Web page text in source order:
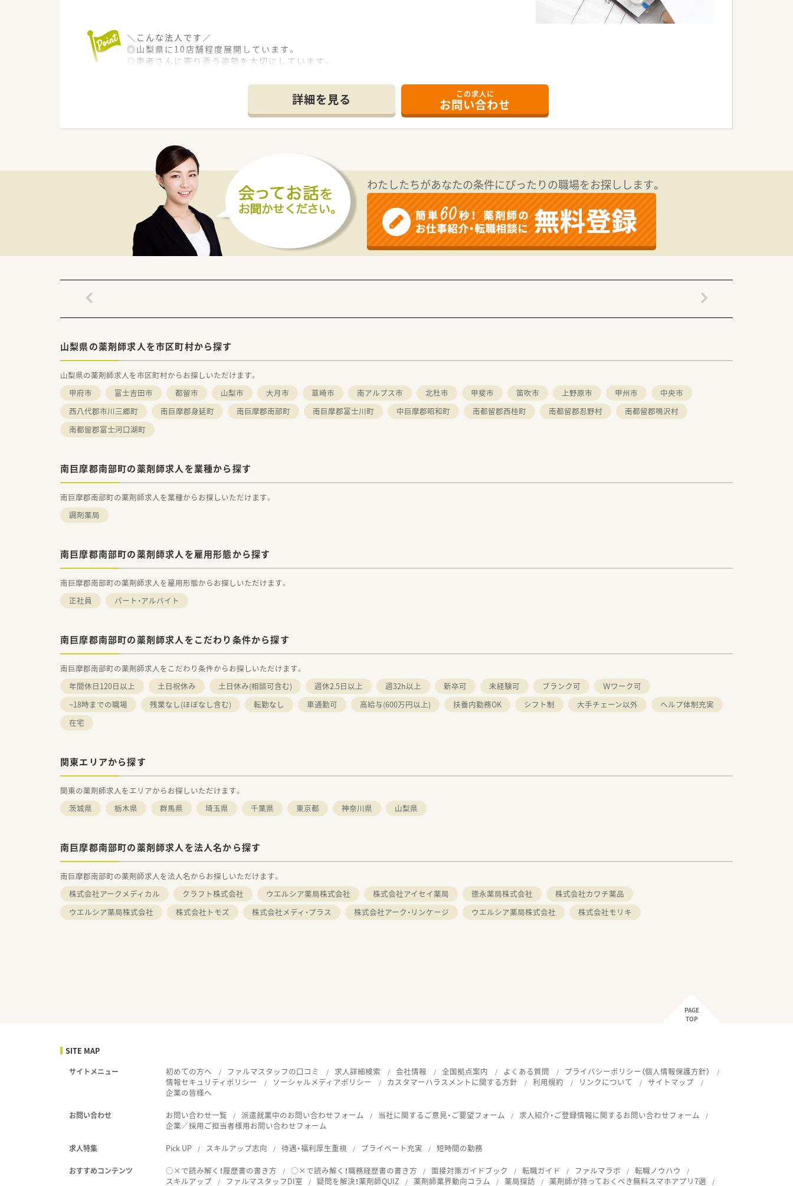
＼こんな法人です／
◎山梨県に10店舗程度展開しています。
◎患者さんに寄り添う姿勢を大切にしています。
地域のかかりつけ薬局を目指しています
◎カフェ併設店もあり、患者様が気軽に
健康相談へ来やすいような取り組みをしております
＼効率化をすすめています／
◎薬剤師さんの業務効率化の為ICT化を進めています
◎自動薬剤ピッキング装置などを導入している店舗もあり、
業務スピードを高めながら調剤の安全性を確保をしております
◎ドライブスルーでのお薬のお渡し、オンライン服薬指導などにも
対応しています
詳細を見る この求人に
お問い合わせ
わたしたちがあなたの条件にぴったりの職場をお探しします。
山梨県の薬剤師求人を市区町村から探す
山梨県の薬剤師求人を市区町村からお探しいただけます。
甲府市
富士吉田市 都留市 山梨市 大月市 韮崎市 南アルプス市 北杜市 甲斐市 笛吹市 上野原市 甲州市
中央市
西八代郡市川三郷町
南巨摩郡身延町 南巨摩郡南部町 南巨摩郡富士川町 中巨摩郡昭和町 南都留郡西桂町 南都留郡忍野村
南都留郡鳴沢村
南都留郡富士河口湖町
南巨摩郡南部町の薬剤師求人を業種から探す
南巨摩郡南部町の薬剤師求人を業種からお探しいただけます。
調剤薬局
南巨摩郡南部町の薬剤師求人を雇用形態から探す
南巨摩郡南部町の薬剤師求人を雇用形態からお探しいただけます。
正社員
パート・アルバイト
南巨摩郡南部町の薬剤師求人をこだわり条件から探す
南巨摩郡南部町の薬剤師求人をこだわり条件からお探しいただけます。
年間休日120日以上
土日祝休み 土日休み(相談可含む) 週休2.5日以上 週32h以上 新卒可 未経験可 ブランク可
Ｗワーク可
~18時までの職場
残業なし(ほぼなし含む) 転勤なし 車通勤可 高給与(600万円以上) 扶養内勤務OK シフト制 大手チェーン以外
ヘルプ体制充実
在宅
関東エリアから探す
関東の薬剤師求人をエリアからお探しいただけます。
茨城県
栃木県 群馬県 埼玉県 千葉県 東京都 神奈川県 山梨県
南巨摩郡南部町の薬剤師求人を法人名から探す
南巨摩郡南部町の薬剤師求人を法人名からお探しいただけます。
株式会社アークメディカル
クラフト株式会社 ウエルシア薬局株式会社 株式会社アイセイ薬局 徳永薬局株式会社
株式会社カワチ薬品
ウエルシア薬局株式会社
株式会社トモズ 株式会社メディ・プラス 株式会社アーク・リンケージ ウエルシア薬局株式会社 株式会社モリキ
PAGE
TOP
SITE MAP
サイトメニュー 初めての方へ ファルマスタッフの口コミ 求人詳細検索 会社情報 全国拠点案内 よくある質問
プライバシーポリシー（個人情報保護方針）
情報セキュリティポリシー
ソーシャルメディアポリシー カスタマーハラスメントに関する方針 利用規約 リンクについて
サイトマップ
企業の皆様へ
お問い合わせ お問い合わせ一覧 派遣就業中のお問い合わせフォーム 当社に関するご意見・ご要望フォーム
求人紹介・ご登録情報に関するお問い合わせフォーム
企業／採用ご担当者様用お問い合わせフォーム
求人特集 Pick UP スキルアップ志向 待遇・福利厚生重視 プライベート充実 短時間の勤務
おすすめコンテンツ ○×で読み解く！履歴書の書き方 ○×で読み解く！職務経歴書の書き方 面接対策ガイドブック 転職ガイド ファルマラボ
転職ノウハウ
スキルアップ
ファルマスタッフDI室 疑問を解決！薬剤師QUIZ 薬剤師業界動向コラム 薬局探訪
薬剤師が持っておくべき無料スマホアプリ7選